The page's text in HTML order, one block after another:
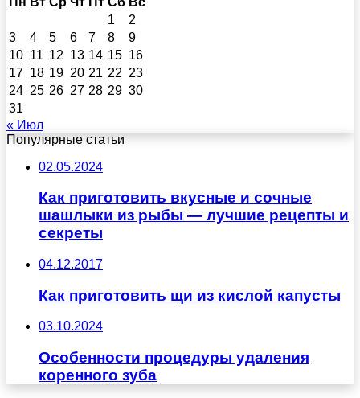
1
2
3
4 5 6 7 8
9
10 11 12 13 14 15 16
17 18 19 20 21 22 23
24 25 26 27 28 29 30
31
« Июл
Популярные статьи
02.05.2024
Как приготовить вкусные и сочные
шашлыки из рыбы — лучшие рецепты и
секреты
04.12.2017
Как приготовить щи из кислой капусты
03.10.2024
Особенности процедуры удаления
коренного зуба